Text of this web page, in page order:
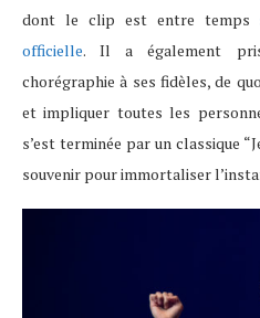
dont le clip est entre temps
officielle. Il a également
chorégraphie à ses fidèles, de
et impliquer toutes les
s’est terminée par un classique
souvenir pour immortaliser